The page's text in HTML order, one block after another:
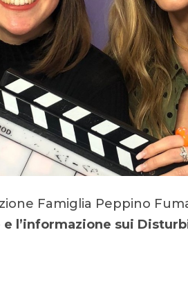
Famiglia Peppino
l’informazione sui